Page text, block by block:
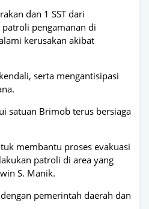
dan 1 SST dari
patroli pengamanan di
kerusakan akibat
serta mengantisipasi
satuan Brimob terus bersiaga
membantu proses evakuasi
patroli di area yang
S. Manik.
pemerintah daerah dan